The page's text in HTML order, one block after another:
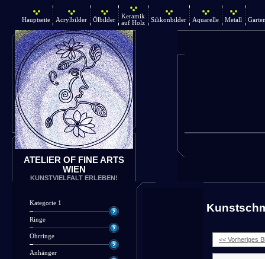
Hauptseite Acrylbilder Ölbilder
Keramik
auf Holz
Silikonbilder Aquarelle Metall
ATELIER OF FINE ARTS
WIEN
KUNSTVIELFALT ERLEBEN!
Kategorie 1
Ringe
Ohrringe
Anhänger
<< Vorheriges